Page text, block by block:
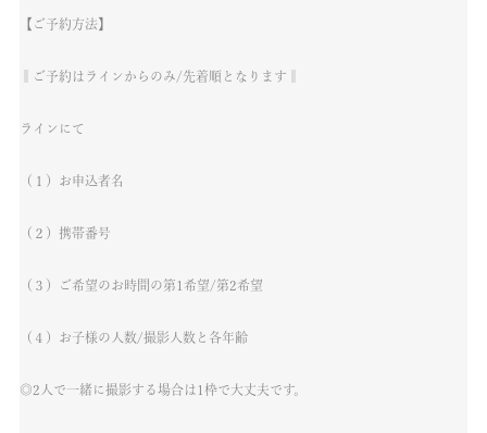
【ご予約方法】
‖ご予約はラインからのみ/先着順となります‖
ラインにて
（１）お申込者名
（２）携帯番号
（３）ご希望のお時間の第1希望/第2希望
（４）お子様の人数/撮影人数と各年齢
◎2人で一緒に撮影する場合は1枠で大丈夫です。